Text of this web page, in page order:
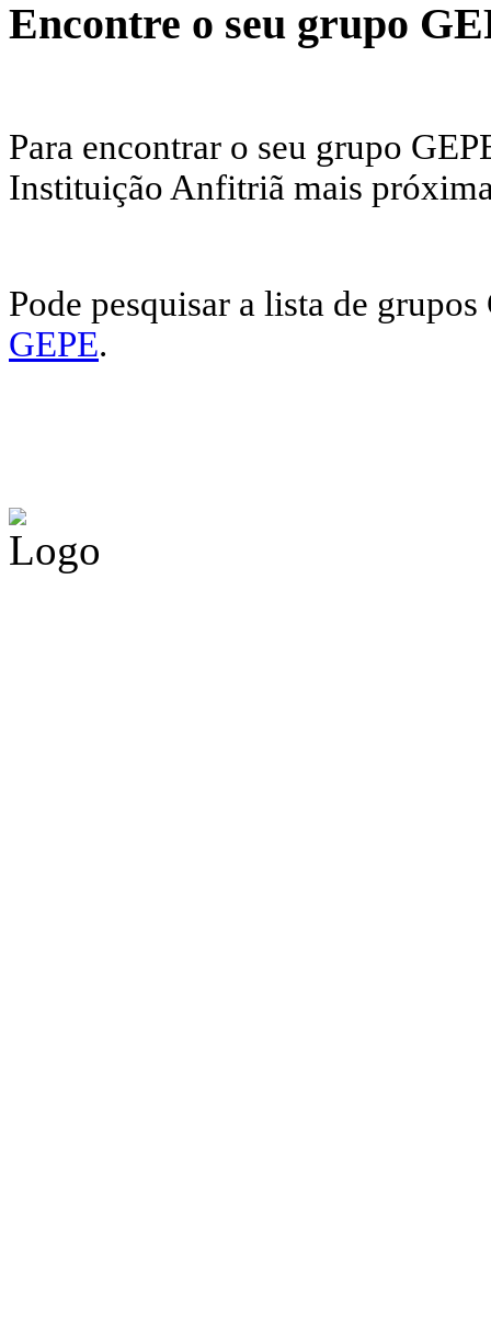
Encontre o seu grupo
Para encontrar o seu grupo
Instituição Anfitriã mais
Pode pesquisar a lista de
GEPE.